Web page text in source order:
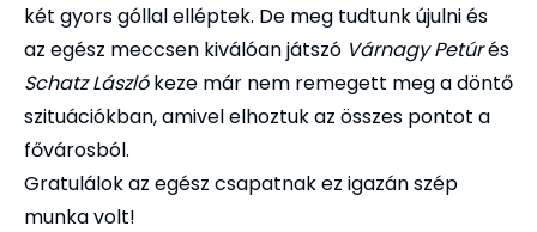
két gyors góllal elléptek. De meg tudtunk újulni és
az egész meccsen kiválóan játszó Várnagy Petúrés
Schatz Lászlókeze már nem remegett meg a döntő
szituációkban, amivel elhoztuk az összes pontot a
fővárosból.
Gratulálok az egész csapatnak ez igazán szép
munka volt!